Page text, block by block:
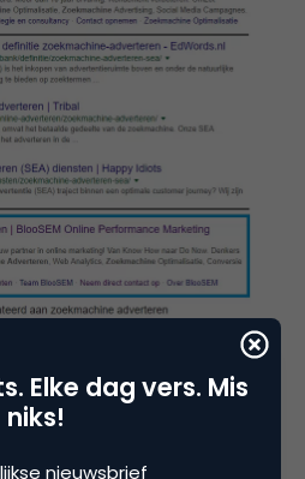
Elke dag vers. Mis
niks!
nieuwsbrief